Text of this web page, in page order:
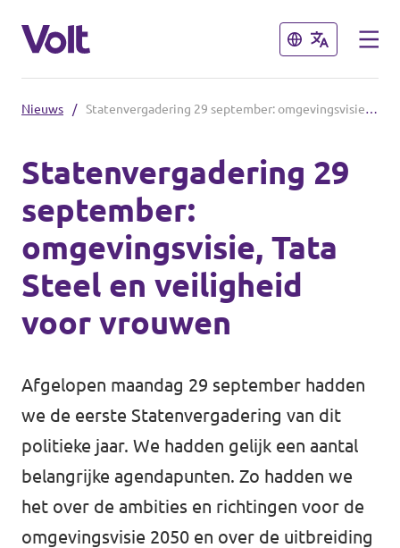
Sluiten
Volt Nederland
Volt Alkmaar
Volt Amsterdam
Volt Haarlem
Sluiten
Standpunten
Over Volt
Mensen
Nieuws
Volt Haarlem
Nieuws / Statenvergadering 29 september: omgevingsvisie, Tata Steel en veiligheid voor vrouwen
Statenvergadering 29
september:
omgevingsvisie, Tata
Steel en veiligheid
voor vrouwen
Afgelopen maandag 29 september hadden
we de eerste Statenvergadering van dit
politieke jaar. We hadden gelijk een aantal
belangrijke agendapunten. Zo hadden we
het over de ambities en richtingen voor de
omgevingsvisie 2050 en over de uitbreiding